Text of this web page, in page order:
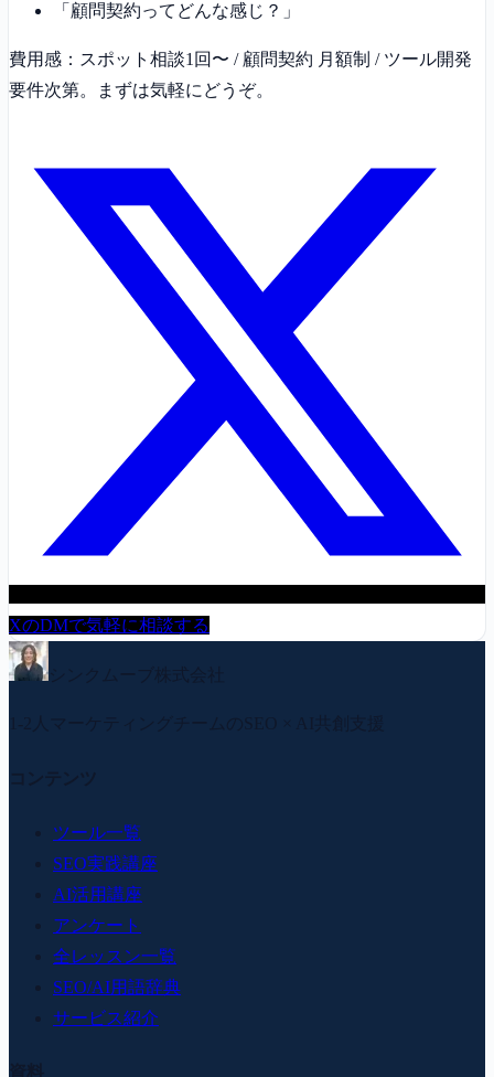
「顧問契約ってどんな感じ？」
費用感：スポット相談1回〜 / 顧問契約 月額制 / ツール開発
要件次第。まずは気軽にどうぞ。
XのDMで気軽に相談する
シンクムーブ株式会社
1-2人マーケティングチームのSEO × AI共創支援
コンテンツ
ツール一覧
SEO実践講座
AI活用講座
アンケート
全レッスン一覧
SEO/AI用語辞典
サービス紹介
資料